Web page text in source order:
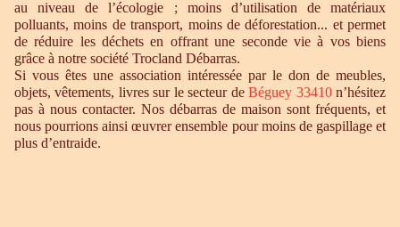
au niveau de l’écologie ; moins d’utilisation de matériaux
polluants, moins de transport, moins de déforestation... et permet
de réduire les déchets en offrant une seconde vie à vos biens
grâce à notre société Trocland Débarras.
Si vous êtes une association intéressée par le don de meubles,
objets, vêtements, livres sur le secteur deBéguey 33410n’hésitez
pas à nous contacter. Nos débarras de maison sont fréquents, et
nous pourrions ainsi œuvrer ensemble pour moins de gaspillage et
plus d’entraide.